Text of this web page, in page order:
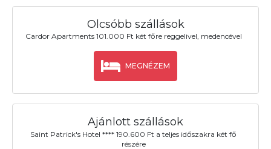
Olcsóbb szállások
Cardor Apartments 101.000 Ft két főre reggelivel, medencével
MEGNÉZEM
Ajánlott szállások
Saint Patrick's Hotel **** 190.600 Ft a teljes időszakra két fő
részére